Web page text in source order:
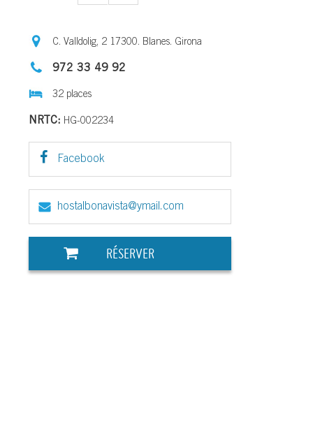
C. Valldolig, 2 17300. Blanes. Girona
972 33 49 92
32 places
NRTC: HG-002234
Facebook
hostalbonavista@ymail.com
RÉSERVER